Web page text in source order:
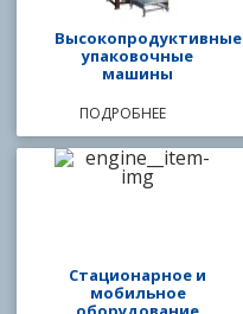
Высокопродуктивные
упаковочные
машины
ПОДРОБНЕЕ
Стационарное и
мобильное